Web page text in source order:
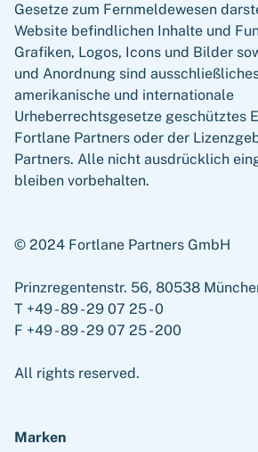
Gesetze zum Fernmeldewesen
Website befindlichen Inhalte und
Grafiken, Logos, Icons und Bilder
und Anordnung sind
amerikanische und internationale
Urheberrechtsgesetze geschütztes
Fortlane Partners oder der
Partners. Alle nicht ausdrücklich
bleiben vorbehalten.
© 2024 Fortlane Partners GmbH
Prinzregentenstr. 56, 80538
T +49 - 89 - 29 07 25 - 0
F +49 - 89 - 29 07 25 - 200
All rights reserved.
Marken